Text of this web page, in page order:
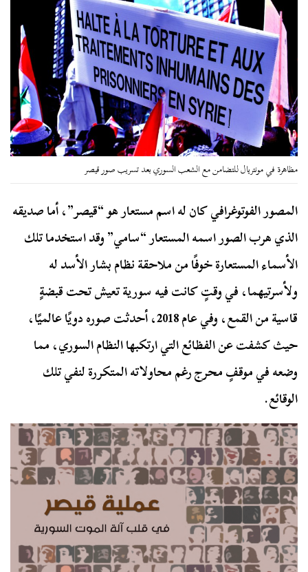
مظاهرة في مونتريال للتضامن مع الشعب السوري بعد تسريب صور قيصر
المصور الفوتوغرافي كان له اسم مستعار هو “قيصر”، أما صديقه
الذي هرب الصور اسمه المستعار “سامي” وقد استخدما تلك
الأسماء المستعارة خوفًا من ملاحقة نظام بشار الأسد له
ولأسرتيهما، في وقتٍ كانت فيه سورية تعيش تحت قبضةٍ
قاسية من القمع،
وفي عام 2018، أحدثت صوره دويًا عالميًا،
حيث كشفت عن الفظائع التي ارتكبها النظام السوري، مما
وضعه في موقفٍ محرج رغم محاولاته المتكررة لنفي تلك
الوقائع.